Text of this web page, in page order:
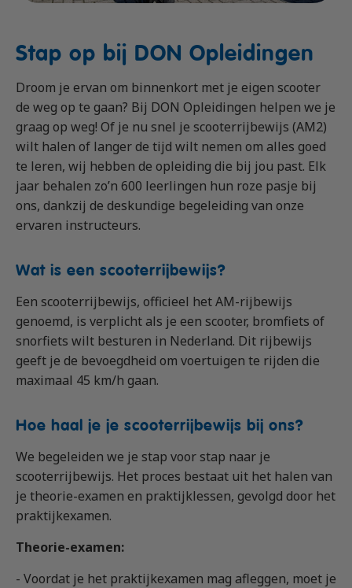
Bus met aanhanger rijbewijs (DE)
Lange Zware Voertuigen (LZV)
Trekker (T)
Taxi (Opleiding taxichauffeur)
Training elektrische bestelbus
OGS+ Opleiding
VCA
Veiligheidstrainingen op maat
Taaltraining Engels
Stap op bij DON Opleidingen
Droom je ervan om binnenkort met je eigen scooter
de weg op te gaan? Bij DON Opleidingen helpen we je
graag op weg! Of je nu snel je scooterrijbewijs (AM2)
wilt halen of langer de tijd wilt nemen om alles goed
te leren, wij hebben de opleiding die bij jou past. Elk
jaar behalen zo’n 600 leerlingen hun roze pasje bij
ons, dankzij de deskundige begeleiding van onze
ervaren instructeurs.
Wat is een scooterrijbewijs?
Een scooterrijbewijs, officieel het AM-rijbewijs
genoemd, is verplicht als je een scooter, bromfiets of
snorfiets wilt besturen in Nederland. Dit rijbewijs
geeft je de bevoegdheid om voertuigen te rijden die
maximaal 45 km/h gaan.
Hoe haal je je scooterrijbewijs bij ons?
We begeleiden we je stap voor stap naar je
scooterrijbewijs. Het proces bestaat uit het halen van
je theorie-examen en praktijklessen, gevolgd door het
praktijkexamen.
Theorie-examen:
- Voordat je het praktijkexamen mag afleggen, moet je